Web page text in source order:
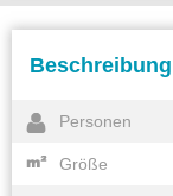
Beschreibung
Personen
Größe